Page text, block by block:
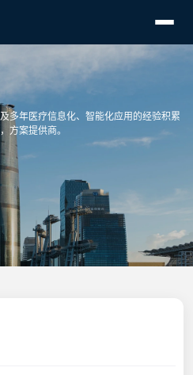
多年医疗信息化、智能化应用的经验积累
方案提供商。